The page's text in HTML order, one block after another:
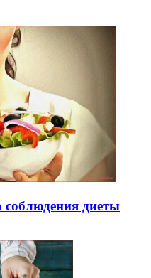
соблюдения диеты